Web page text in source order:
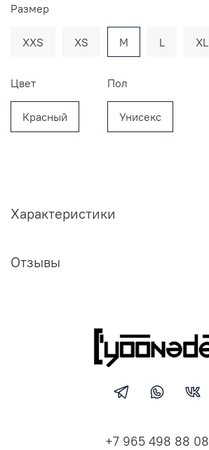
Размер
XXS XS M L XL
Цвет
Красный
Пол
Унисекс
Характеристики
Отзывы
+7 965 498 88 08